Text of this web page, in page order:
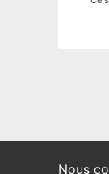
Nous